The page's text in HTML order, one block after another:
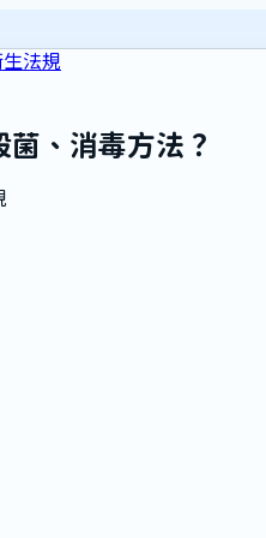
法規
、消毒方法？